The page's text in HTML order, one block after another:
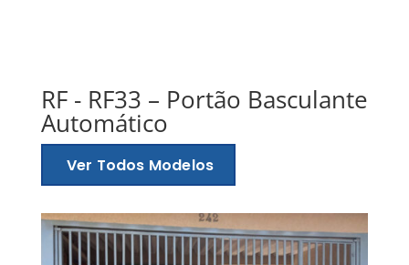
RF - RF33 – Portão Basculante
Automático
Ver Todos Modelos